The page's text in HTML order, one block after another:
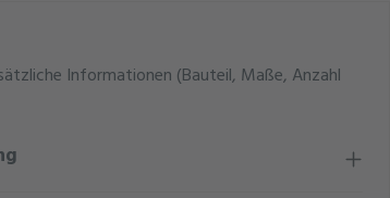
Informationen (Bauteil, Maße, Anzahl